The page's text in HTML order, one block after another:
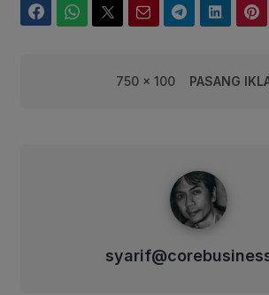
750 x 100 PASANG